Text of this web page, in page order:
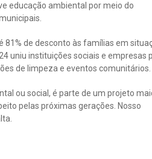
educação ambiental por meio do
81% de desconto às famílias em
uniu instituições sociais e empresas
de limpeza e eventos comunitários.
ou social, é parte de um projeto
pelas próximas gerações. Nosso